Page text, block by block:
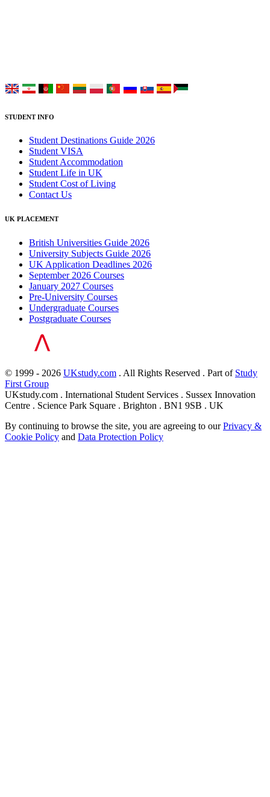
STUDENT INFO
Student Destinations Guide 2026
Student VISA
Student Accommodation
Student Life in UK
Student Cost of Living
Contact Us
UK PLACEMENT
British Universities Guide 2026
University Subjects Guide 2026
UK Application Deadlines 2026
September 2026 Courses
January 2027 Courses
Pre-University Courses
Undergraduate Courses
Postgraduate Courses
© 1999 - 2026 UKstudy.com . All Rights Reserved . Part of Study
First Group
UKstudy.com . International Student Services . Sussex Innovation
Centre . Science Park Square . Brighton . BN1 9SB . UK
By continuing to browse the site, you are agreeing to ourPrivacy &
Cookie Policy and Data Protection Policy